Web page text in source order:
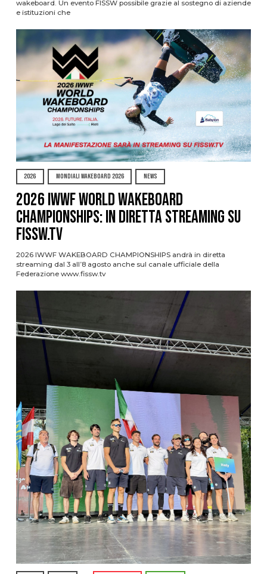
wakeboard. Un evento FISSW possibile grazie al sostegno di aziende
e istituzioni che
2026 MONDIALI WAKEBOARD 2026 NEWS
2026 IWWF WORLD WAKEBOARD
CHAMPIONSHIPS: IN DIRETTA STREAMING SU
FISSW.TV
2026 IWWF WAKEBOARD CHAMPIONSHIPS andrà in diretta
streaming dal 3 all’8 agosto anche sul canale ufficiale della
Federazione www.fissw.tv